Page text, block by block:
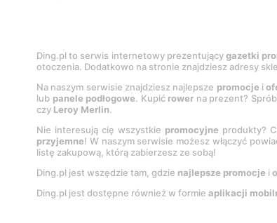
Ding.pl to serwis internetowy prezentującygazetki
otoczenia. Dodatkowo na stronie znajdziesz adresy
Na naszym serwisie znajdziesz najlepsze promocje i
lub panele podłogowe. Kupić rower na prezent?
czy Leroy Merlin.
Nie interesują cię wszystkie promocyjne produkty?
przyjemne! W naszym serwisie możesz włączyć
listę zakupową, którą zabierzesz ze sobą!
Ding.pl jest wszędzie tam, gdzie najlepsze promocje i
Ding.pl jest dostępne również w formie aplikacji